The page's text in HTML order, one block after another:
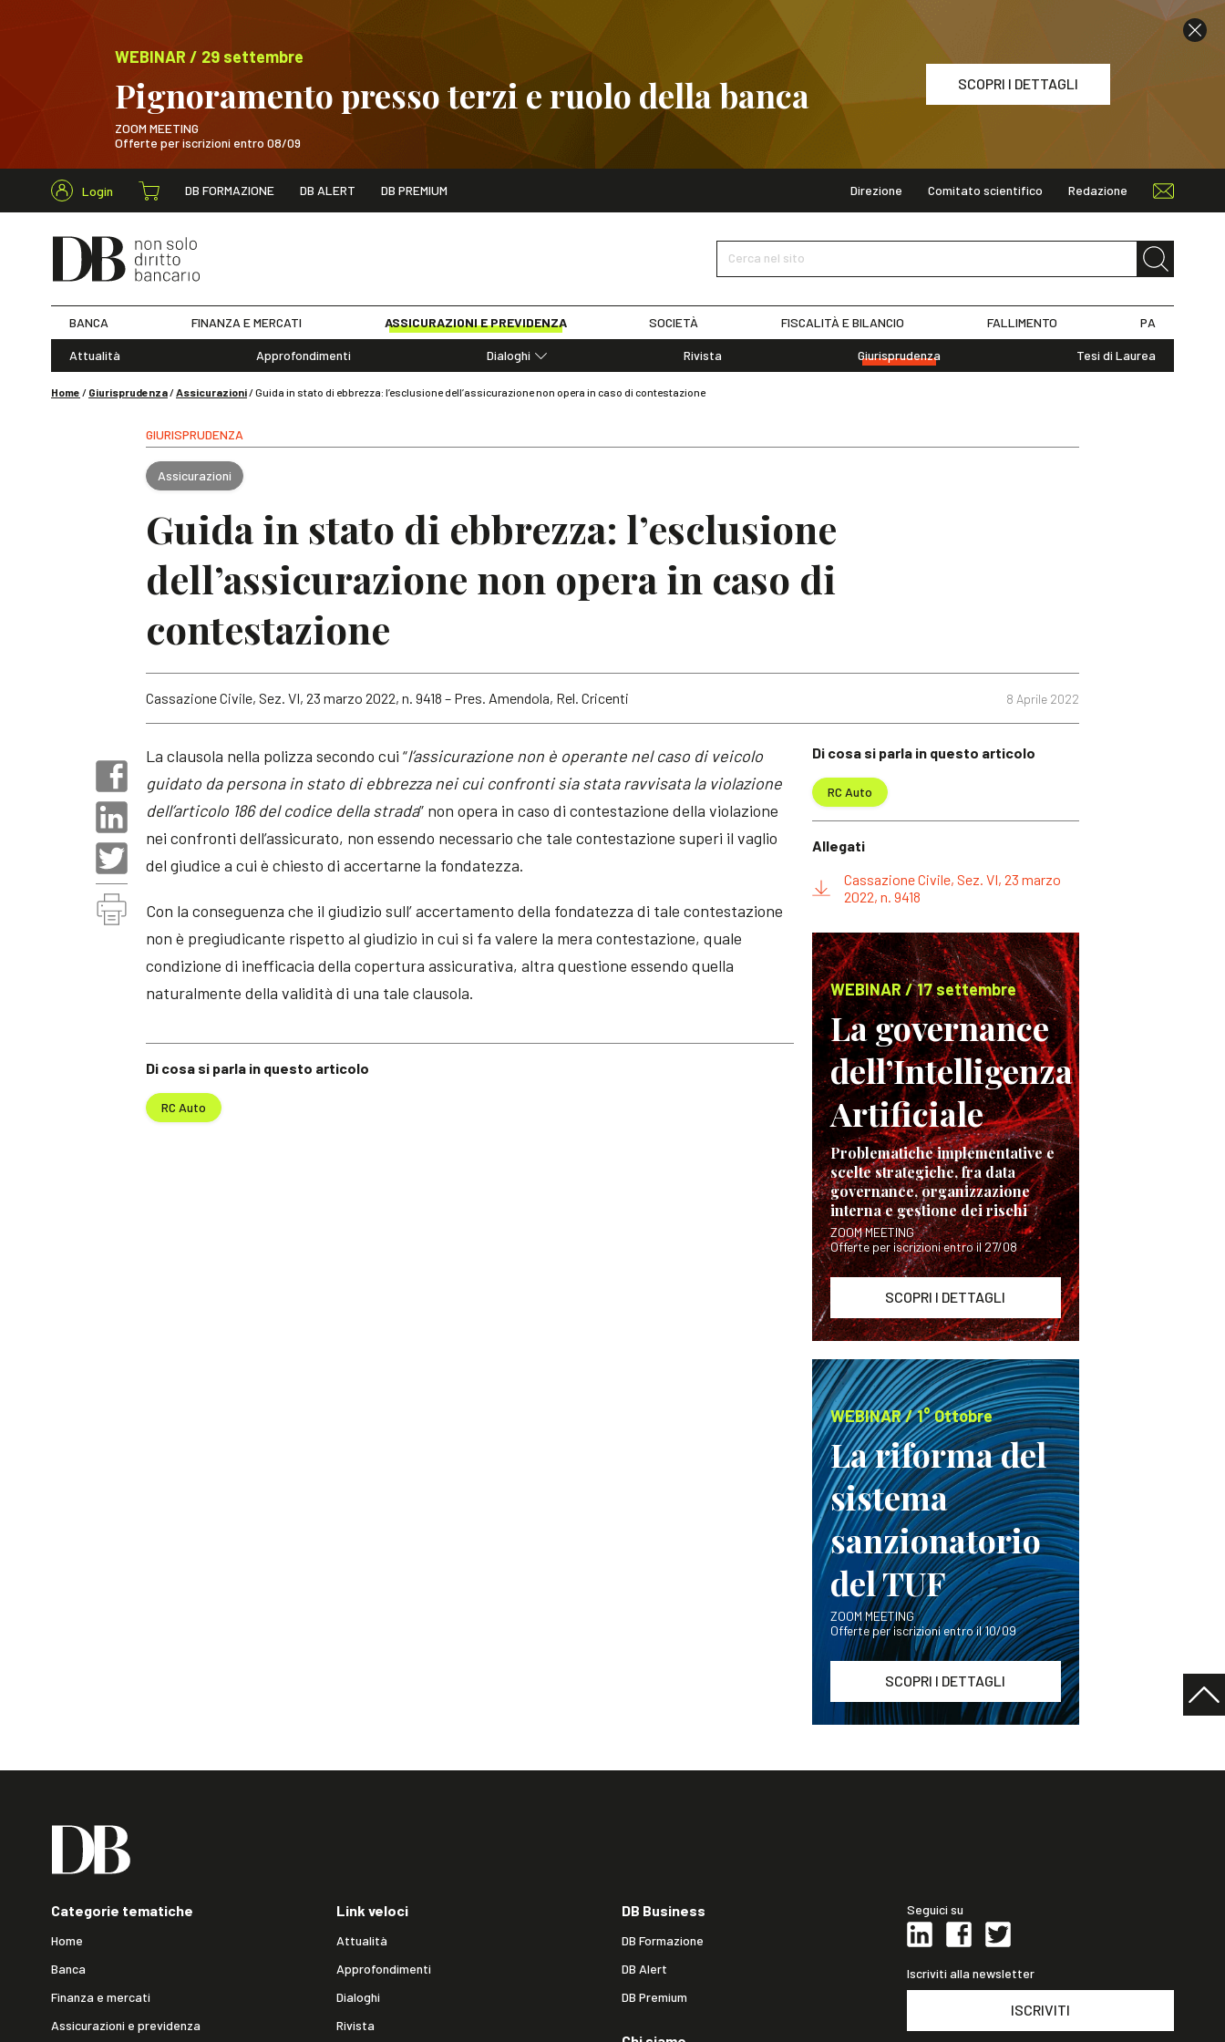
WEBINAR / 29 settembre
Pignoramento presso terzi e ruolo della banca
ZOOM MEETING
Offerte per iscrizioni entro 08/09
SCOPRI I DETTAGLI
WEBINAR / 29 settembre SCOPRI I DETTAGLI
Login DB FORMAZIONE DB ALERT DB PREMIUM Direzione Comitato scientifico Redazione
Cerca nel sito
Cerca nel sito
BANCA FINANZA E MERCATI ASSICURAZIONI E PREVIDENZA SOCIETÀ FISCALITÀ E BILANCIO FALLIMENTO PA
Attualità Approfondimenti
Dialoghi
Rivista Giurisprudenza Tesi di Laurea
Home / Giurisprudenza/Assicurazioni/Guida in stato di ebbrezza: l’esclusione dell’assicurazione non opera in caso di contestazione
GIURISPRUDENZA
Assicurazioni
Guida in stato di ebbrezza: l’esclusione
dell’assicurazione non opera in caso di
contestazione
8 Aprile 2022
Cassazione Civile, Sez. VI, 23 marzo 2022, n. 9418 – Pres. Amendola, Rel. Cricenti
Di cosa si parla in questo articolo
RC Auto
La clausola nella polizza secondo cui “l’assicurazione non è operante nel caso di veicolo
guidato da persona in stato di ebbrezza nei cui confronti sia stata ravvisata la violazione
dell’articolo 186 del codice della strada” non opera in caso di contestazione della violazione
nei confronti dell’assicurato, non essendo necessario che tale contestazione superi il vaglio
del giudice a cui è chiesto di accertarne la fondatezza.
Con la conseguenza che il giudizio sull’ accertamento della fondatezza di tale contestazione
non è pregiudicante rispetto al giudizio in cui si fa valere la mera contestazione, quale
condizione di inefficacia della copertura assicurativa, altra questione essendo quella
naturalmente della validità di una tale clausola.
Di cosa si parla in questo articolo
RC Auto
Allegati
Cassazione Civile, Sez. VI, 23 marzo
2022, n. 9418
WEBINAR / 17 settembre
La governance
dell’Intelligenza
Artificiale
Problematiche implementative e
scelte strategiche, fra data
governance, organizzazione
interna e gestione dei rischi
ZOOM MEETING
Offerte per iscrizioni entro il 27/08
SCOPRI I DETTAGLI
WEBINAR / 1° Ottobre
La riforma del
sistema
sanzionatorio
del TUF
ZOOM MEETING
Offerte per iscrizioni entro il 10/09
SCOPRI I DETTAGLI
Categorie tematiche
Home
Banca
Finanza e mercati
Assicurazioni e previdenza
Link veloci
Attualità
Approfondimenti
Dialoghi
Rivista
DB Business
DB Formazione
DB Alert
DB Premium
Seguici su
Iscriviti alla newsletter
ISCRIVITI